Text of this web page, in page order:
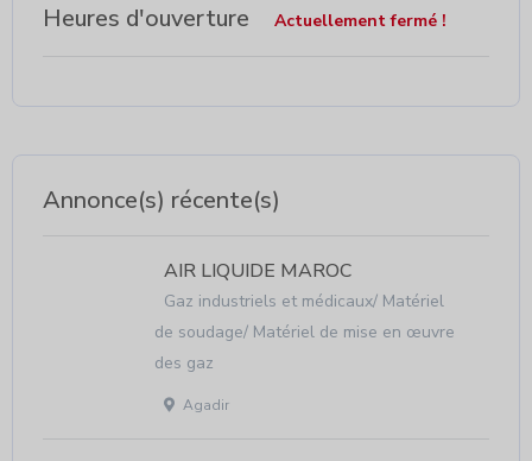
Heures d'ouverture Actuellement fermé !
Annonce(s) récente(s)
AIR LIQUIDE MAROC
Gaz industriels et médicaux/ Matériel
de soudage/ Matériel de mise en œuvre
des gaz
Agadir